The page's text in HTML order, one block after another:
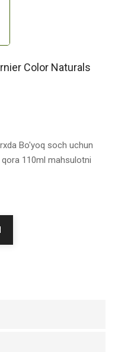
Color Naturals
Bo'yoq soch uchun
110ml mahsulotni